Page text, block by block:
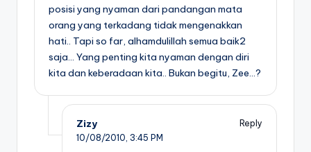
posisi yang nyaman dari pandangan mata
orang yang terkadang tidak mengenakkan
hati.. Tapi so far, alhamdulillah semua baik2
saja… Yang penting kita nyaman dengan diri
kita dan keberadaan kita.. Bukan begitu, Zee…?
Zizy
Reply
10/08/2010, 3:45 PM